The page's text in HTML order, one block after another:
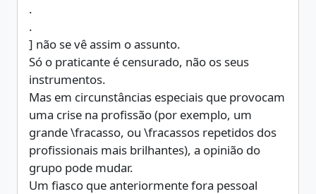
.
.
] não se vê assim o assunto.
Só o praticante é censurado, não os seus
instrumentos.
Mas em circunstâncias especiais que provocam
uma crise na profissão (por exemplo, um
grande \fracasso, ou \fracassos repetidos dos
profissionais mais brilhantes), a opinião do
grupo pode mudar.
Um fiasco que anteriormente fora pessoal